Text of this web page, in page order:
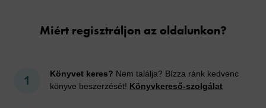
Miért regisztráljon az oldalunkon?
Könyvet keres? Nem találja? Bízza ránk kedvenc
könyve beszerzését! Könyvkereső-szolgálat